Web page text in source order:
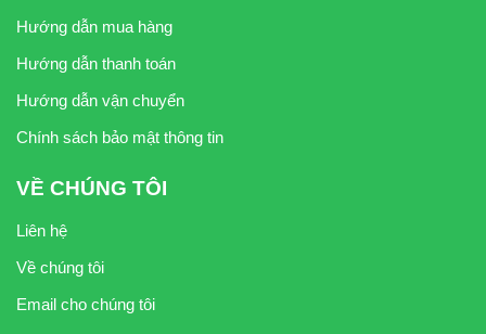
Hướng dẫn mua hàng
Hướng dẫn thanh toán
Hướng dẫn vận chuyển
Chính sách bảo mật thông tin
VỀ CHÚNG TÔI
Liên hệ
Về chúng tôi
Email cho chúng tôi